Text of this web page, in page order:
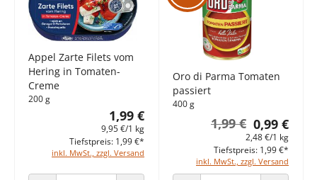
Appel Zarte Filets vom
Hering in Tomaten-
Creme
200 g
1,99 €
9,95 €/1 kg
inkl. MwSt., zzgl. Versand
Tiefstpreis: 1,99 €*
Oro di Parma Tomaten
passiert
400 g
0,99 €
1,99 €
2,48 €/1 kg
inkl. MwSt., zzgl. Versand
Tiefstpreis: 1,99 €*